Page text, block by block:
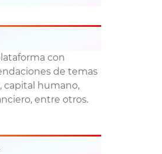
con
de temas
capital humano,
entre otros.